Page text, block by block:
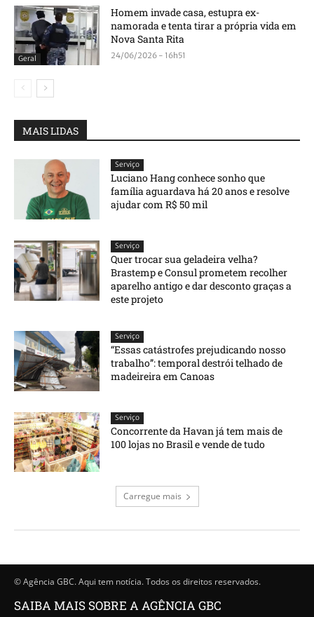
Geral
Homem invade casa, estupra ex-
namorada e tenta tirar a própria vida em
Nova Santa Rita
24/06/2026 - 16h51
MAIS LIDAS
Serviço
Luciano Hang conhece sonho que
família aguardava há 20 anos e resolve
ajudar com R$ 50 mil
Serviço
Quer trocar sua geladeira velha?
Brastemp e Consul prometem recolher
aparelho antigo e dar desconto graças a
este projeto
Serviço
“Essas catástrofes prejudicando nosso
trabalho”: temporal destrói telhado de
madeireira em Canoas
Serviço
Concorrente da Havan já tem mais de
100 lojas no Brasil e vende de tudo
Carregue mais
© Agência GBC. Aqui tem notícia. Todos os direitos reservados.
SAIBA MAIS SOBRE A AGÊNCIA GBC